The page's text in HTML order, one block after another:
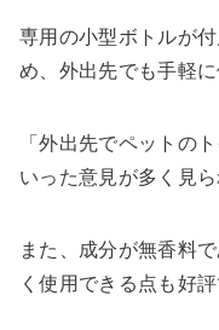
専用の小型ボトルが
め、外出先でも手軽に
「外出先でペットの
いった意見が多く見ら
また、成分が無香料
く使用できる点も好評